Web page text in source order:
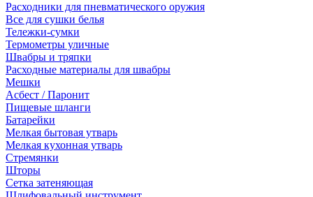
Расходники для пневматического оружия
Все для сушки белья
Тележки-сумки
Термометры уличные
Швабры и тряпки
Расходные материалы для швабры
Мешки
Асбест / Паронит
Пищевые шланги
Батарейки
Мелкая бытовая утварь
Мелкая кухонная утварь
Стремянки
Шторы
Сетка затеняющая